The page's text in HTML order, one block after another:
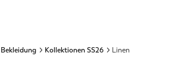
Bekleidung Kollektionen SS26 Linen